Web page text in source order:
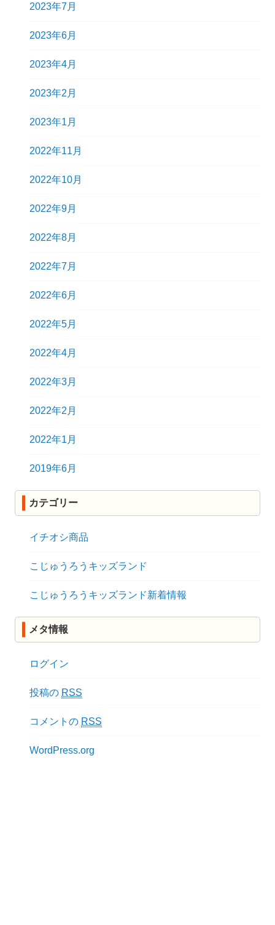
2023年7月
2023年6月
2023年4月
2023年2月
2023年1月
2022年11月
2022年10月
2022年9月
2022年8月
2022年7月
2022年6月
2022年5月
2022年4月
2022年3月
2022年2月
2022年1月
2019年6月
カテゴリー
イチオシ商品
こじゅうろうキッズランド
こじゅうろうキッズランド新着情報
メタ情報
ログイン
投稿の RSS
コメントの RSS
WordPress.org